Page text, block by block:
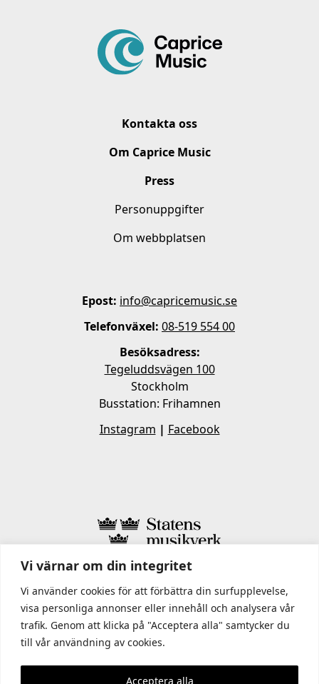
Vi värnar om din integritet
Vi använder cookies för att förbättra din surfupplevelse,
visa personliga annonser eller innehåll och analysera vår
trafik. Genom att klicka på "Acceptera alla" samtycker du
till vår användning av cookies.
Acceptera alla
Kontakta oss
Om Caprice Music
Press
Personuppgifter
Om webbplatsen
Epost: info@capricemusic.se
Telefonväxel: 08-519 554 00
Besöksadress:
Tegeluddsvägen 100
Stockholm
Busstation: Frihamnen
Instagram | Facebook
I STATENS MUSIKVERK INGÅR